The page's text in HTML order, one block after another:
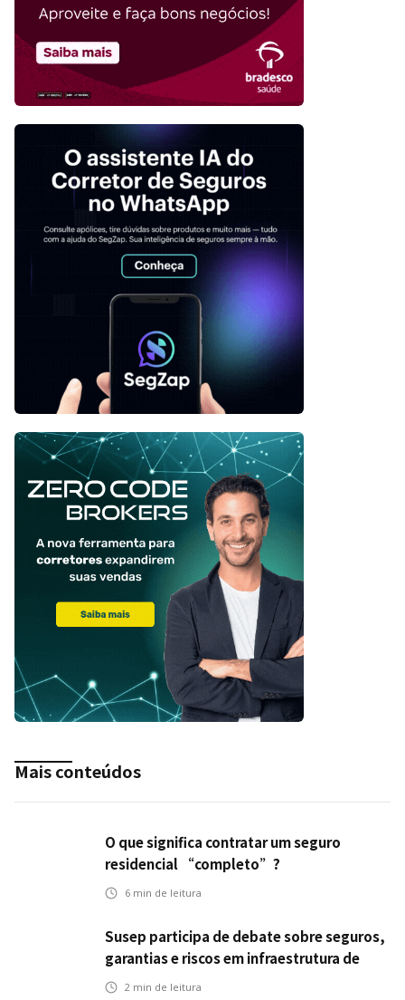
Mais conteúdos
O que significa contratar um seguro
residencial “completo”?
6 min de leitura
Susep participa de debate sobre seguros,
garantias e riscos em infraestrutura de
transportes
2 min de leitura